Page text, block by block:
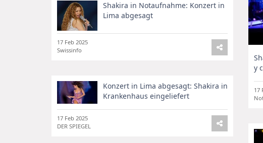
y
17
Shakira in Notaufnahme: Konzert in
Lima abgesagt
17 Feb 2025
Swissinfo
Konzert in Lima abgesagt: Shakira in
Krankenhaus eingeliefert
17 Feb 2025
DER SPIEGEL